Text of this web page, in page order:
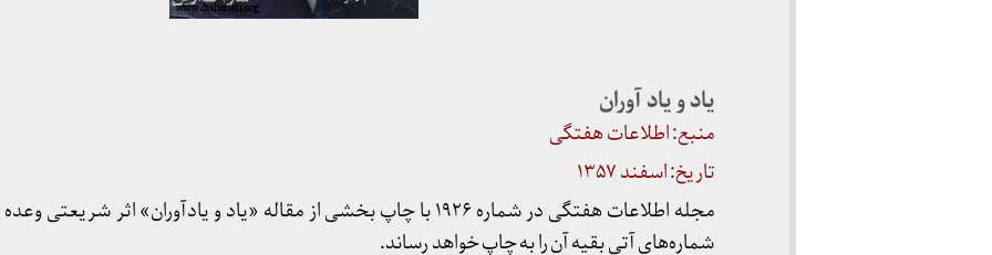
یاد و یاد آوران
منبع: اطلاعات هفتگی
تاریخ: اسفند ۱۳۵۷
مجله اطلاعات هفتگی در شماره ۱۹۲۶ با چاپ بخشی از مقاله‌ «یاد و یادآوران» اثر
شماره‌های آتی بقیه آن را به چاپ خواهد رساند.